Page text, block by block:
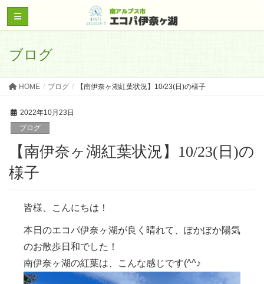
ブログ
HOME ブログ 【南伊奈ヶ湖紅葉状況】10/23(日)の様子
2022年10月23日
ブログ
【南伊奈ヶ湖紅葉状況】10/23(日)の
様子
皆様、こんにちは！
本日のエコパ伊奈ヶ湖が良く晴れて、ぽかぽか陽気
のお散歩日和でした！
南伊奈ヶ湖の紅葉は、こんな感じです(^^♪